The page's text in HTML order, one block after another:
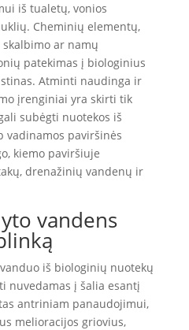
iš tualetų, vonios
Cheminių elementų,
ar namų
patekimas į biologinius
Atminti naudinga ir
įrenginiai yra skirti tik
subėgti nuotekos iš
vadinamos paviršinės
kiemo paviršiuje
drenažinių vandenų ir
vandens
iš biologinių nuotekų
nuvedamas į šalia esantį
antriniam panaudojimui,
melioracijos griovius,